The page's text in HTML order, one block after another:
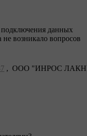
данных
возникало вопросов
, ООО "ИНРОС